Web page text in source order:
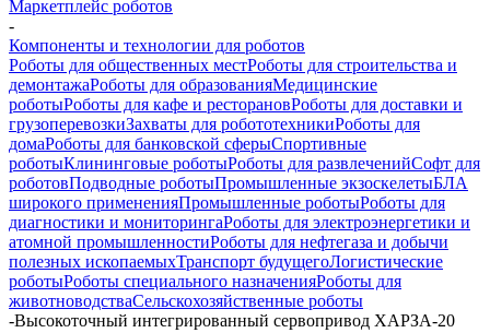
Маркетплейс роботов
-
Компоненты и технологии для роботов
Роботы для общественных местРоботы для строительства и
демонтажаРоботы для образованияМедицинские
роботыРоботы для кафе и ресторановРоботы для доставки и
грузоперевозкиЗахваты для робототехникиРоботы для
домаРоботы для банковской сферыСпортивные
роботыКлининговые роботыРоботы для развлеченийСофт для
роботовПодводные роботыПромышленные экзоскелетыБЛА
широкого примененияПромышленные роботыРоботы для
диагностики и мониторингаРоботы для электроэнергетики и
атомной промышленностиРоботы для нефтегаза и добычи
полезных ископаемыхТранспорт будущегоЛогистические
роботыРоботы специального назначенияРоботы для
животноводстваСельскохозяйственные роботы
-Высокоточный интегрированный сервопривод ХАРЗА-20